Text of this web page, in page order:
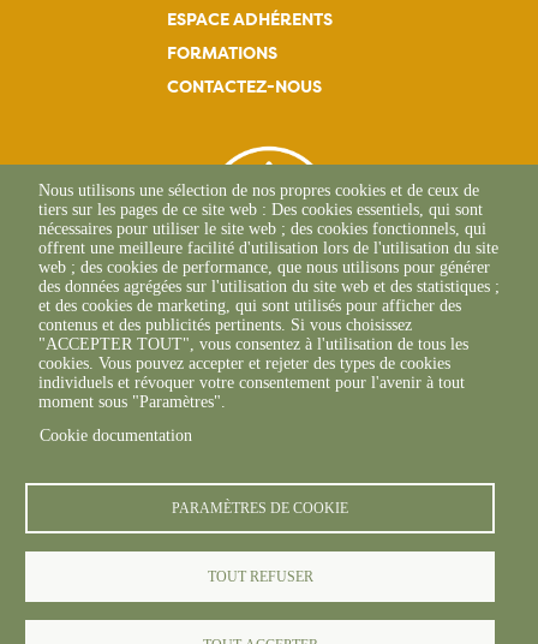
Nous utilisons une sélection de nos propres cookies et de ceux de
tiers sur les pages de ce site web : Des cookies essentiels, qui sont
nécessaires pour utiliser le site web ; des cookies fonctionnels, qui
offrent une meilleure facilité d'utilisation lors de l'utilisation du site
web ; des cookies de performance, que nous utilisons pour générer
des données agrégées sur l'utilisation du site web et des statistiques ;
et des cookies de marketing, qui sont utilisés pour afficher des
contenus et des publicités pertinents. Si vous choisissez
"ACCEPTER TOUT", vous consentez à l'utilisation de tous les
cookies. Vous pouvez accepter et rejeter des types de cookies
individuels et révoquer votre consentement pour l'avenir à tout
moment sous "Paramètres".
Cookie documentation
PARAMÈTRES DE COOKIE
TOUT REFUSER
ESPACE ADHÉRENTS
FORMATIONS
CONTACTEZ-NOUS
L'Osteria
20117 CAURO
+33 04 95 26 68 81
© FREDON 2024 -Mentions légales